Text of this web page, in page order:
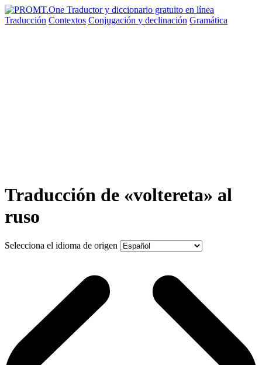
Traducción Contextos Conjugación y declinación Gramática
Traducción de «voltereta» al
ruso
Selecciona el idioma de origen